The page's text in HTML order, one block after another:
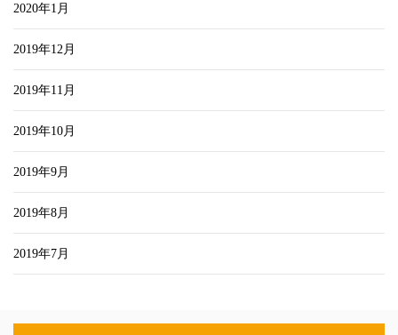
2020年1月
2019年12月
2019年11月
2019年10月
2019年9月
2019年8月
2019年7月